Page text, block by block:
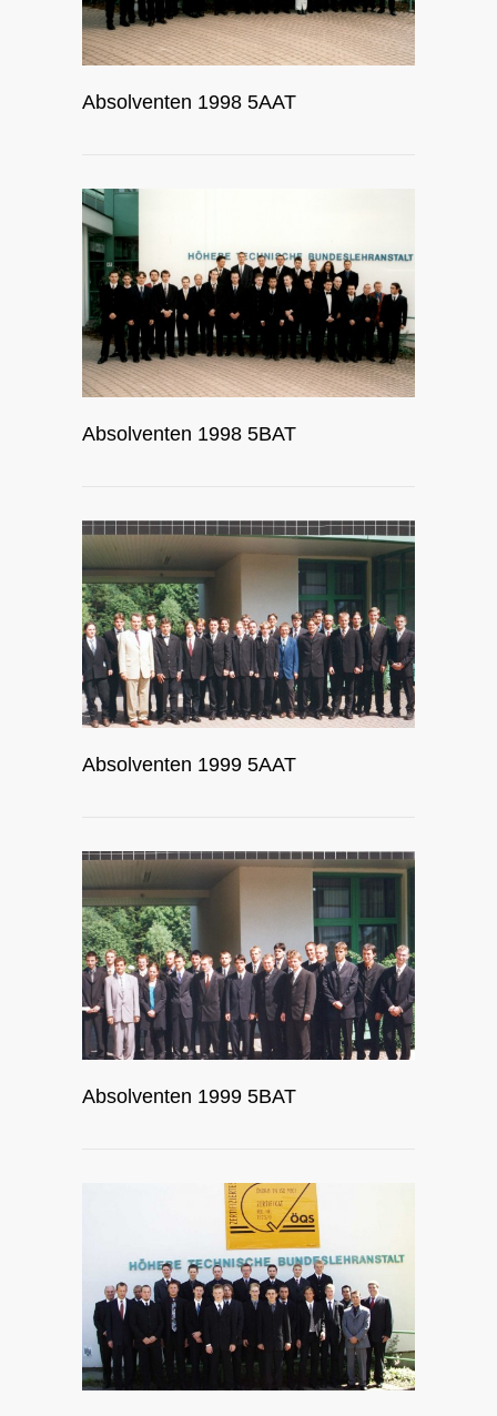
Absolventen 1998 5AAT
Absolventen 1998 5BAT
Absolventen 1999 5AAT
Absolventen 1999 5BAT